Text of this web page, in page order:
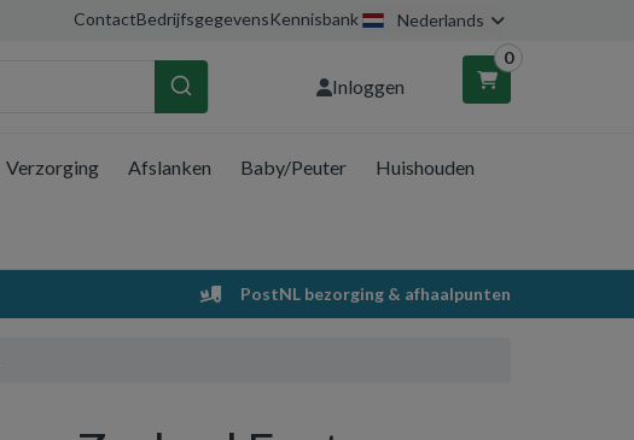
ContactBedrijfsgegevensKennisbank Nederlands
Inloggen
0
Winkelwagen
Uw winkelwagen is leeg.
Vul hem met producten.
Verzorging Afslanken Baby/Peuter Huishouden
PostNL bezorging & afhaalpunten